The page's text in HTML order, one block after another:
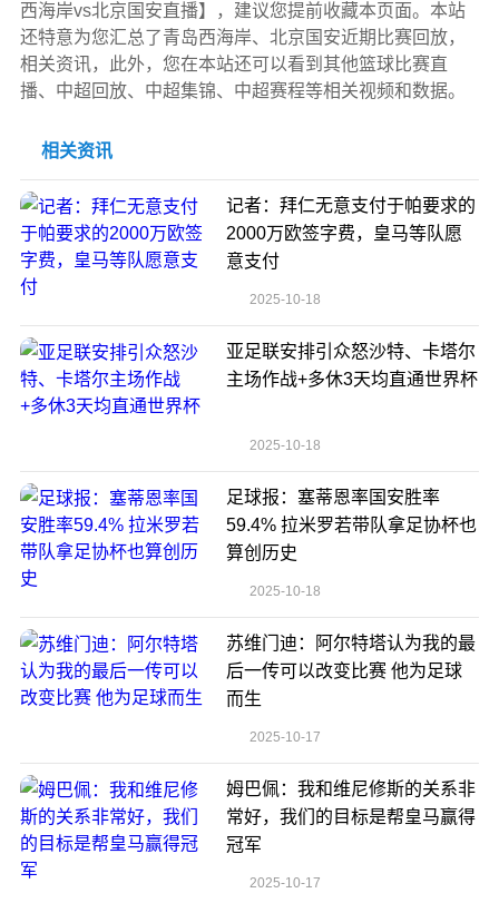
西海岸vs北京国安直播】，建议您提前收藏本页面。本站
还特意为您汇总了青岛西海岸、北京国安近期比赛回放，
相关资讯，此外，您在本站还可以看到其他篮球比赛直
播、中超回放、中超集锦、中超赛程等相关视频和数据。
相关资讯
记者：拜仁无意支付于帕要求的
2000万欧签字费，皇马等队愿
意支付
2025-10-18
亚足联安排引众怒沙特、卡塔尔
主场作战+多休3天均直通世界杯
2025-10-18
足球报：塞蒂恩率国安胜率
59.4% 拉米罗若带队拿足协杯也
算创历史
2025-10-18
苏维门迪：阿尔特塔认为我的最
后一传可以改变比赛 他为足球
而生
2025-10-17
姆巴佩：我和维尼修斯的关系非
常好，我们的目标是帮皇马赢得
冠军
2025-10-17